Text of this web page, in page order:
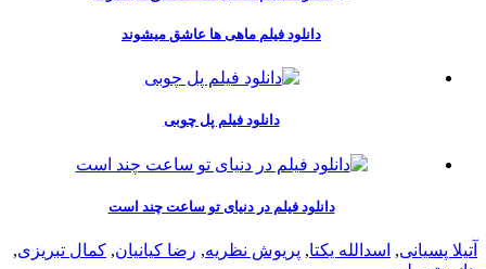
دانلود فیلم ماهی ها عاشق میشوند
دانلود فیلم پل چوبی
دانلود فیلم در دنیای تو ساعت چند است
آتیلا پسیانی, اسدالله یکتا, پریوش نظریه, رضا کیانیان, کمال تبریزی,